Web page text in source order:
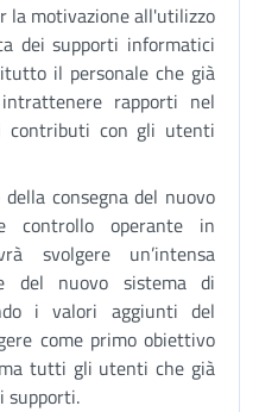
la motivazione all'utilizzo
dei supporti informatici
il personale che già
rapporti nel
contributi con gli utenti
consegna del nuovo
controllo operante in
svolgere un’intensa
del nuovo sistema di
i valori aggiunti del
come primo obiettivo
tutti gli utenti che già
supporti.